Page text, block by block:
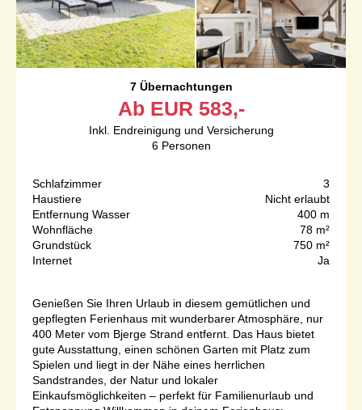
7 Übernachtungen
Ab EUR 583,-
Inkl. Endreinigung und Versicherung
6 Personen
Schlafzimmer
3
Haustiere
Nicht erlaubt
Entfernung Wasser
400 m
Wohnfläche
78 m²
Grundstück
750 m²
Internet
Ja
Genießen Sie Ihren Urlaub in diesem gemütlichen und
gepflegten Ferienhaus mit wunderbarer Atmosphäre, nur
400 Meter vom Bjerge Strand entfernt. Das Haus bietet
gute Ausstattung, einen schönen Garten mit Platz zum
Spielen und liegt in der Nähe eines herrlichen
Sandstrandes, der Natur und lokaler
Einkaufsmöglichkeiten – perfekt für Familienurlaub und